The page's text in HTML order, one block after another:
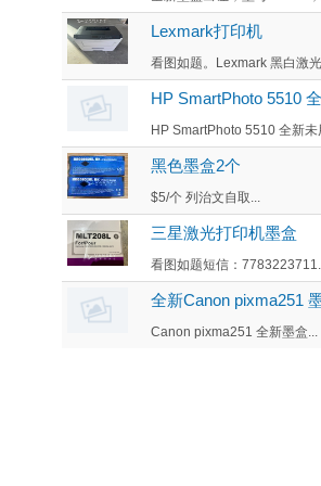
Lexmark打印机
看图如题。Lexmark 黑白激
HP SmartPhoto 5510
HP SmartPhoto 5510 全新未
黑色墨盒2个
$5/个 列治文自取...
三星激光打印机墨盒
看图如题短信：7783223711...
全新Canon pixma251
Canon pixma251 全新墨盒...